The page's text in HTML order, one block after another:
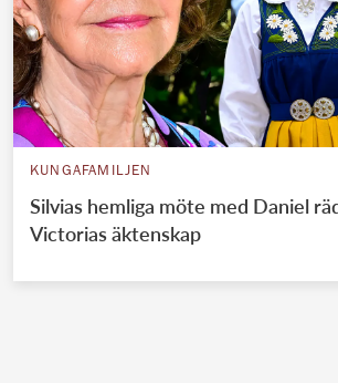
KUNGAFAMILJEN
Silvias hemliga möte med Daniel
Victorias äktenskap